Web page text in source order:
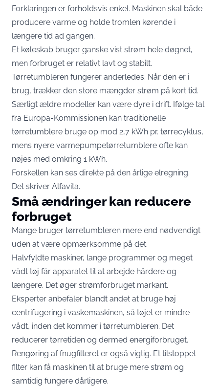
Forklaringen er forholdsvis enkel. Maskinen skal både
producere varme og holde tromlen kørende i
længere tid ad gangen.
Et køleskab bruger ganske vist strøm hele døgnet,
men forbruget er relativt lavt og stabilt.
Tørretumbleren fungerer anderledes. Når den er i
brug, trækker den store mængder strøm på kort tid.
Særligt ældre modeller kan være dyre i drift. Ifølge tal
fra Europa-Kommissionen kan traditionelle
tørretumblere bruge op mod 2,7 kWh pr. tørrecyklus,
mens nyere varmepumpetørretumblere ofte kan
nøjes med omkring 1 kWh.
Forskellen kan ses direkte på den årlige elregning.
Det skriver Alfavita.
Små ændringer kan reducere
forbruget
Mange bruger tørretumbleren mere end nødvendigt
uden at være opmærksomme på det.
Halvfyldte maskiner, lange programmer og meget
vådt tøj får apparatet til at arbejde hårdere og
længere. Det øger strømforbruget markant.
Eksperter anbefaler blandt andet at bruge høj
centrifugering i vaskemaskinen, så tøjet er mindre
vådt, inden det kommer i tørretumbleren. Det
reducerer tørretiden og dermed energiforbruget.
Rengøring af fnugfilteret er også vigtig. Et tilstoppet
filter kan få maskinen til at bruge mere strøm og
samtidig fungere dårligere.